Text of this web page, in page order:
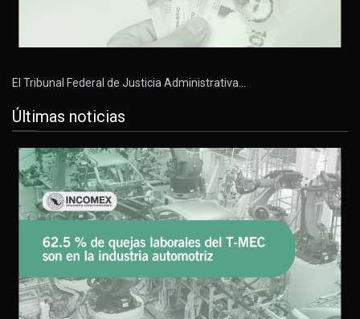
El Tribunal Federal de Justicia Administrativa…
Últimas noticias